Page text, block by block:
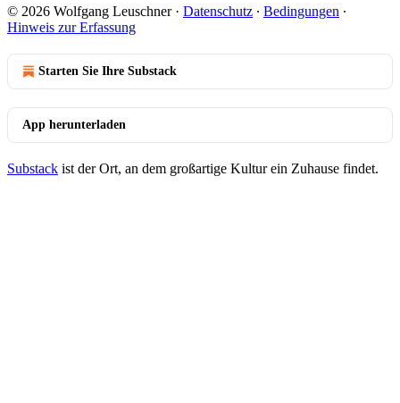
© 2026 Wolfgang Leuschner· Datenschutz ∙ Bedingungen ∙
Hinweis zur Erfassung
Starten Sie Ihre Substack
App herunterladen
Substack ist der Ort, an dem großartige Kultur ein Zuhause findet.